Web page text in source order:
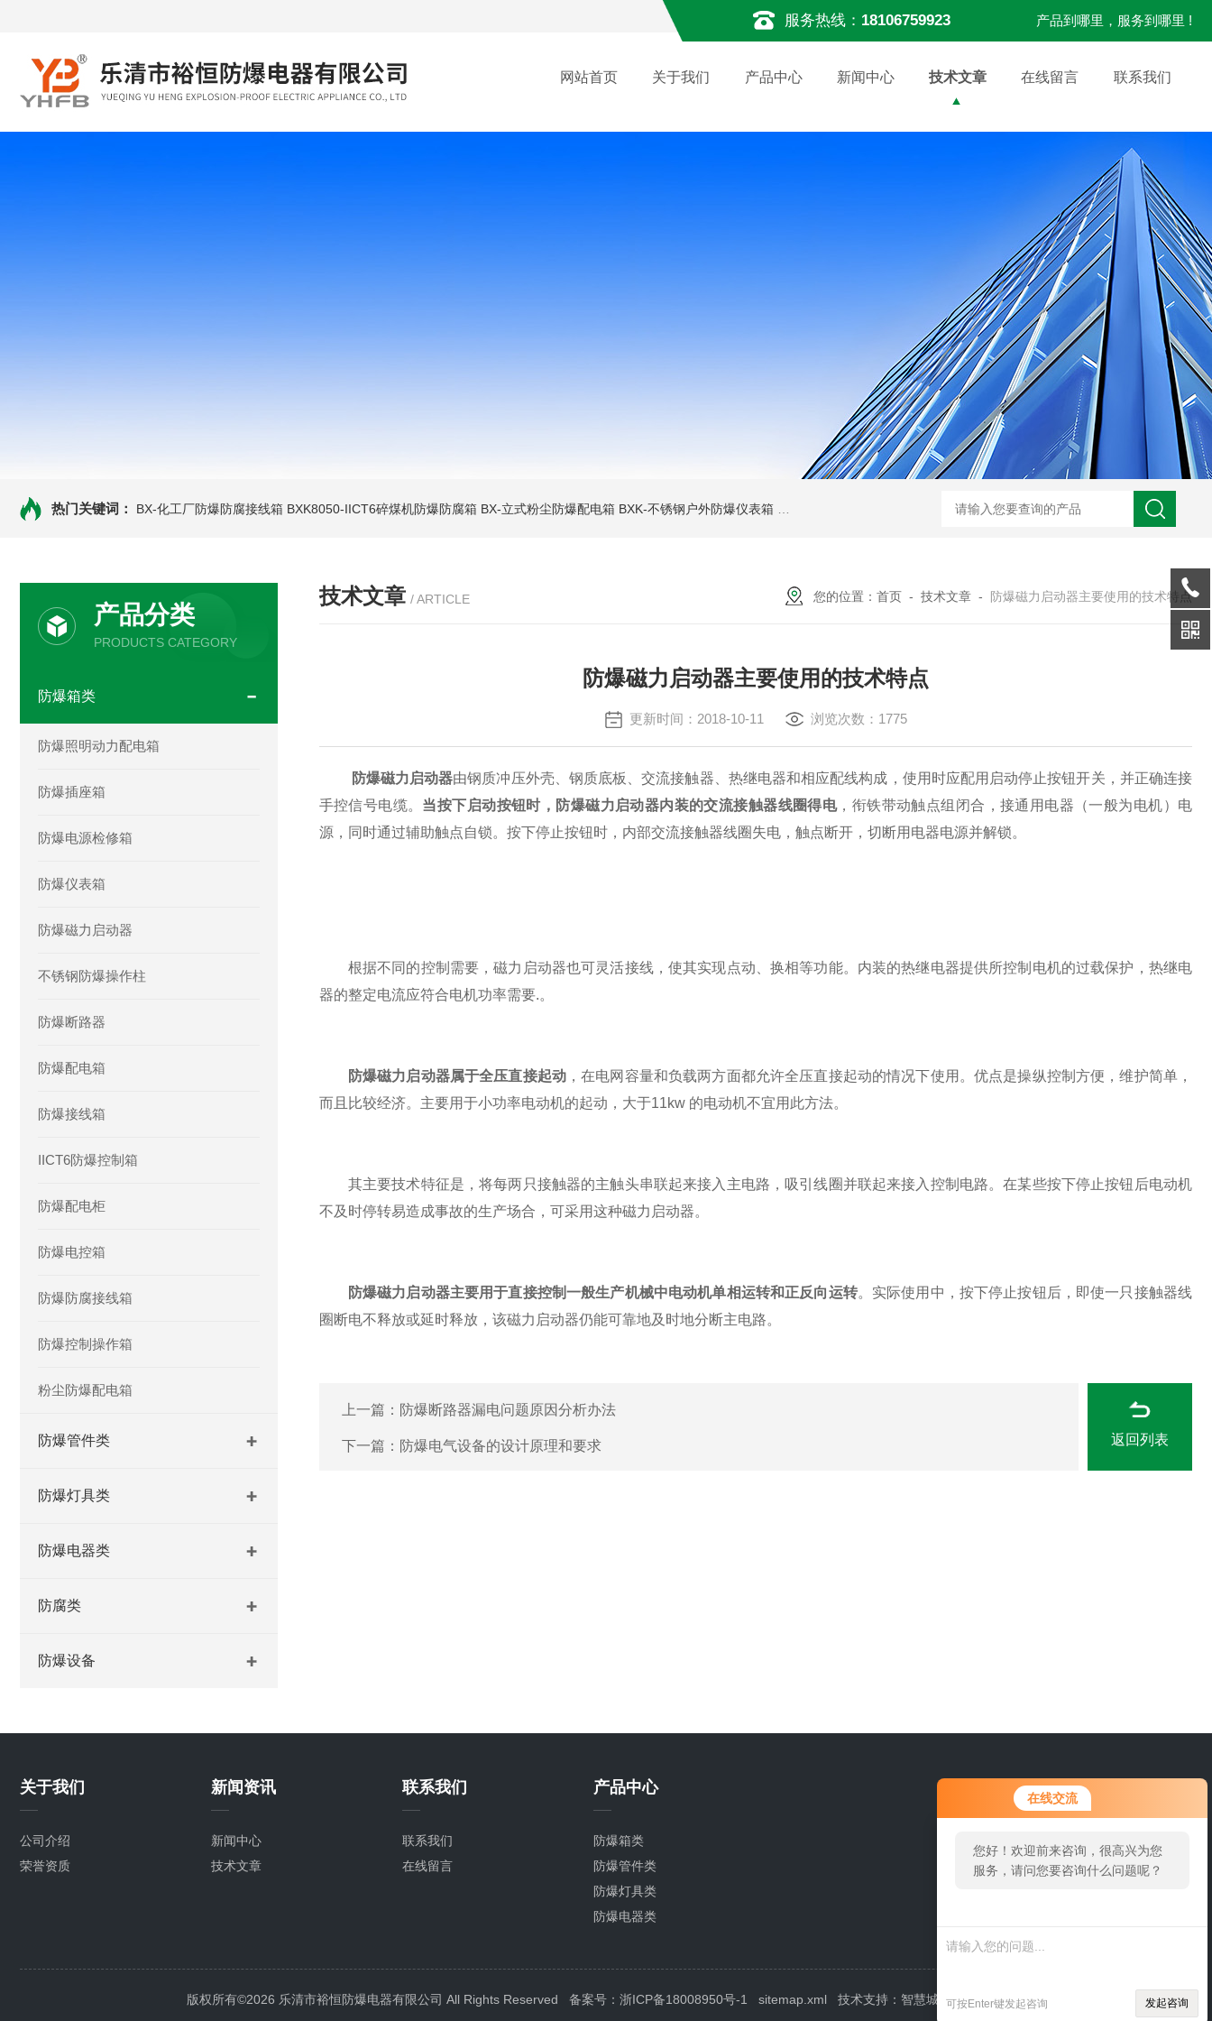
在线交流
您好！欢迎前来咨询，很高兴为您
服务，请问您要咨询什么问题呢？
可按Enter键发起咨询 发起咨询
服务热线： 18106759923 产品到哪里，服务到哪里 !
网站首页 关于我们 产品中心 新闻中心 技术文章 在线留言 联系我们
热门关键词： BX-化工厂防爆防腐接线箱 BXK8050-IICT6碎煤机防爆防腐箱 BX-立式粉尘防爆配电箱 BXK-不锈钢户外防爆仪表箱 防爆磁力启动器批发价 BXK-户外防爆仪表箱
产品分类
PRODUCTS CATEGORY
防爆箱类
防爆照明动力配电箱
防爆插座箱
防爆电源检修箱
防爆仪表箱
防爆磁力启动器
不锈钢防爆操作柱
防爆断路器
防爆配电箱
防爆接线箱
IICT6防爆控制箱
防爆配电柜
防爆电控箱
防爆防腐接线箱
防爆控制操作箱
粉尘防爆配电箱
防爆管件类
防爆灯具类
防爆电器类
防腐类
防爆设备
技术文章 / ARTICLE 您的位置： 首页 - 技术文章 - 防爆磁力启动器主要使用的技术特点
防爆磁力启动器主要使用的技术特点
更新时间：2018-10-11 浏览次数：1775
防爆磁力启动器由钢质冲压外壳、钢质底板、交流接触器、热继电器和相应配线构成，使用时应配用启动停止按钮开关，并正确连接
手控信号电缆。 当按下启动按钮时，防爆磁力启动器内装的交流接触器线圈得电，衔铁带动触点组闭合，接通用电器（一般为电机）电
源，同时通过辅助触点自锁。按下停止按钮时，内部交流接触器线圈失电，触点断开，切断用电器电源并解锁。
根据不同的控制需要，磁力启动器也可灵活接线，使其实现点动、换相等功能。内装的热继电器提供所控制电机的过载保护，热继电
器的整定电流应符合电机功率需要.。
防爆磁力启动器属于全压直接起动，在电网容量和负载两方面都允许全压直接起动的情况下使用。优点是操纵控制方便，维护简单，
而且比较经济。主要用于小功率电动机的起动，大于11kw 的电动机不宜用此方法。
其主要技术特征是，将每两只接触器的主触头串联起来接入主电路，吸引线圈并联起来接入控制电路。在某些按下停止按钮后电动机
不及时停转易造成事故的生产场合，可采用这种磁力启动器。
防爆磁力启动器主要用于直接控制一般生产机械中电动机单相运转和正反向运转。实际使用中，按下停止按钮后，即使一只接触器线
圈断电不释放或延时释放，该磁力启动器仍能可靠地及时地分断主电路。
上一篇： 防爆断路器漏电问题原因分析办法
下一篇： 防爆电气设备的设计原理和要求 返回列表
关于我们
公司介绍
荣誉资质
新闻资讯
新闻中心
技术文章
联系我们
联系我们
在线留言
产品中心
防爆箱类
防爆管件类
防爆灯具类
防爆电器类
防爆设备
0577-62120902
版权所有©2026 乐清市裕恒防爆电器有限公司 All Rights Reserved 备案号：浙ICP备18008950号-1 sitemap.xml 技术支持： 智慧城市网 管理登陆